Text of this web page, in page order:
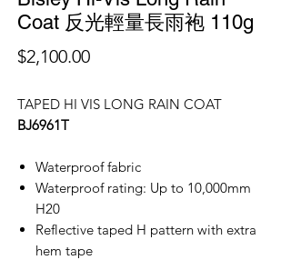
Coat 反光輕量長雨袍 110g
$2,100.00價
TAPED HI VIS LONG RAIN COAT
BJ6961T
Waterproof fabric
Waterproof rating: Up to 10,000mm
H20
Reflective taped H pattern with extra
hem tape